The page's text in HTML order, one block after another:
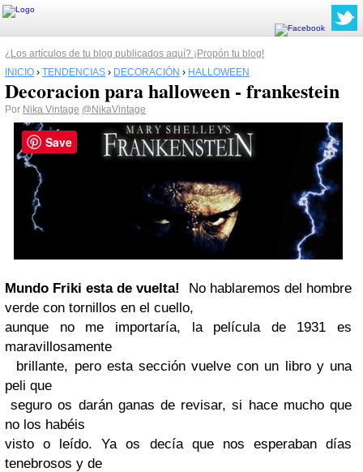
¿Los artículos de tu blog publicados aquí? ¡Propón tu blog!
INICIO › TENDENCIAS › DECORACIÓN › HALLOWEEN
Decoracion para halloween - frankestein
Por Nika Vintage @NikaVintage
Mundo Friki esta de vuelta!
No hablaremos del hombre
verde con tornillos en el cuello,
aunque no me importaría, la película de 1931 es
maravillosamente
brillante, pero esta sección vuelve con un libro y una
peli que
seguro os darán ganas de revisar, si hace mucho que
no los habéis
visto o leído. Ya os decía que nos esperaban días
tenebrosos y de
Save